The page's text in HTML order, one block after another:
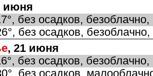
июня
без осадков,
без осадков,
, 21 июня
без осадков, безоблачно,
без осадков,